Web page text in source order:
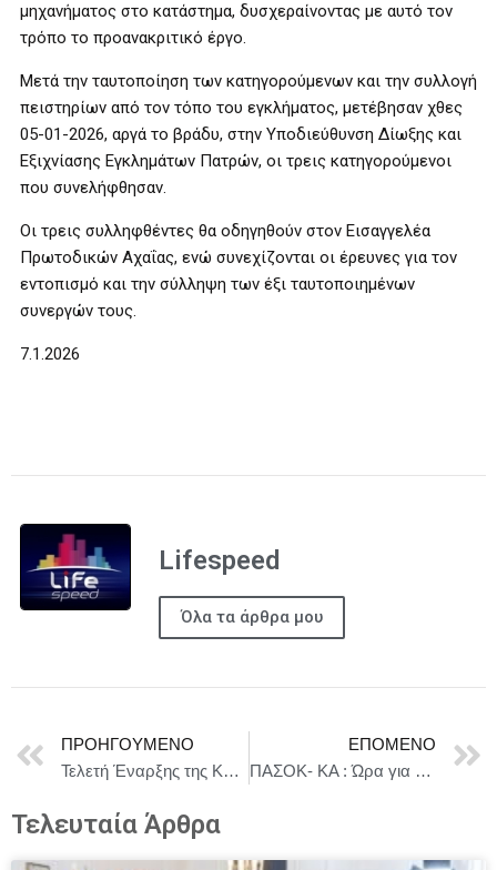
μηχανήματος στο κατάστημα, δυσχεραίνοντας με αυτό τον
τρόπο το προανακριτικό έργο.
Μετά την ταυτοποίηση των κατηγορούμενων και την συλλογή
πειστηρίων από τον τόπο του εγκλήματος, μετέβησαν χθες
05-01-2026, αργά το βράδυ, στην Υποδιεύθυνση Δίωξης και
Εξιχνίασης Εγκλημάτων Πατρών, οι τρεις κατηγορούμενοι
που συνελήφθησαν.
Οι τρεις συλληφθέντες θα οδηγηθούν στον Εισαγγελέα
Πρωτοδικών Αχαΐας, ενώ συνεχίζονται οι έρευνες για τον
εντοπισμό και την σύλληψη των έξι ταυτοποιημένων
συνεργών τους.
7.1.2026
Lifespeed
Όλα τα άρθρα μου
ΠΡΟΗΓΟΎΜΕΝΟ
Τελετή Έναρξης της Κυπριακής Προεδρίας του Συμβουλίου της ΕΕ
ΕΠΌΜΕΝΟ
ΠΑΣΟΚ- ΚΑ : Ώρα για πραγματική ενεργειακή δικαιοσύνη
Τελευταία Άρθρα